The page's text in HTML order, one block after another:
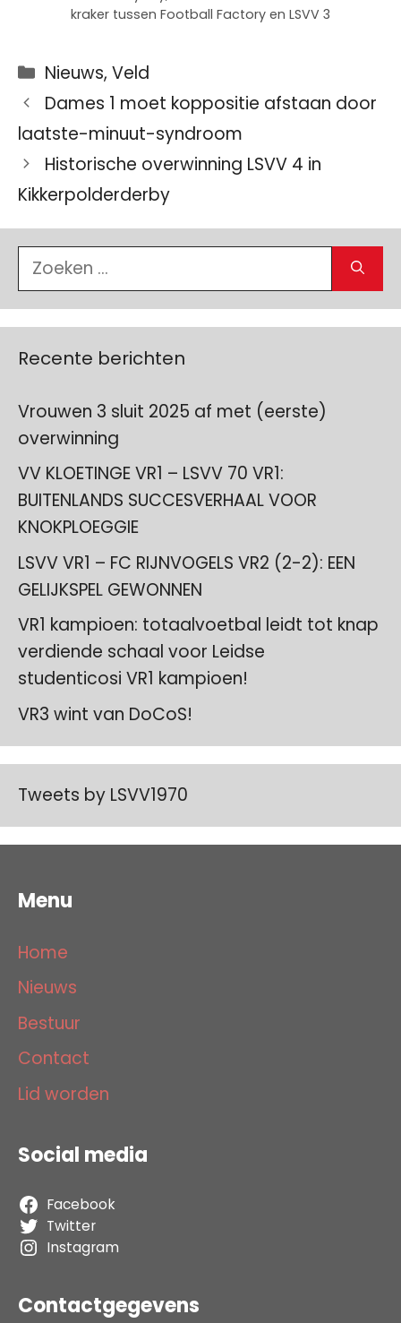
kraker tussen Football Factory en LSVV 3
Categorieën
Nieuws,Veld
Dames 1 moet koppositie afstaan door
laatste-minuut-syndroom
Historische overwinning LSVV 4 in
Kikkerpolderderby
Zoek
naar:
Recente berichten
Vrouwen 3 sluit 2025 af met (eerste)
overwinning
VV KLOETINGE VR1 – LSVV 70 VR1:
BUITENLANDS SUCCESVERHAAL VOOR
KNOKPLOEGGIE
LSVV VR1 – FC RIJNVOGELS VR2 (2-2): EEN
GELIJKSPEL GEWONNEN
VR1 kampioen: totaalvoetbal leidt tot knap
verdiende schaal voor Leidse
studenticosi VR1 kampioen!
VR3 wint van DoCoS!
Tweets by LSVV1970
Menu
Home
Nieuws
Bestuur
Contact
Lid worden
Social media
Facebook
Twitter
Instagram
Contactgegevens